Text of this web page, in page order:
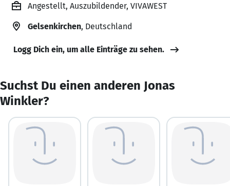
Angestellt, Auszubildender, VIVAWEST
Gelsenkirchen, Deutschland
Logg Dich ein, um alle Einträge zu sehen.
Suchst Du einen anderen Jonas
Winkler?